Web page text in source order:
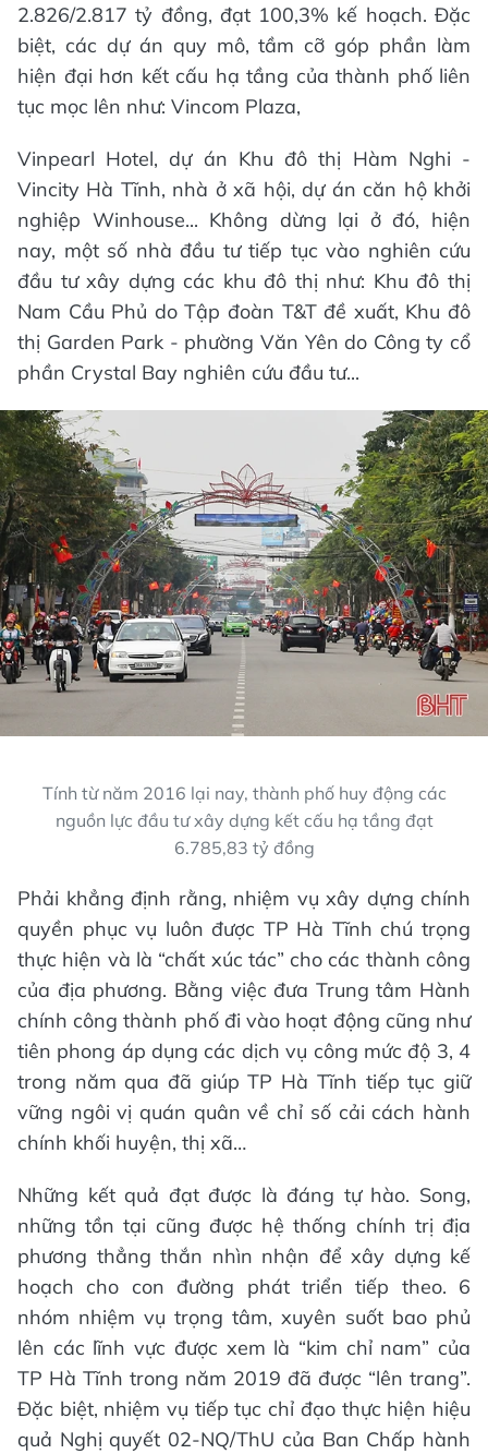
2.826/2.817 tỷ đồng, đạt 100,3% kế hoạch. Đặc
biệt, các dự án quy mô, tầm cỡ góp phần làm
hiện đại hơn kết cấu hạ tầng của thành phố liên
tục mọc lên như: Vincom Plaza,
Vinpearl Hotel, dự án Khu đô thị Hàm Nghi -
Vincity Hà Tĩnh, nhà ở xã hội, dự án căn hộ khởi
nghiệp Winhouse... Không dừng lại ở đó, hiện
nay, một số nhà đầu tư tiếp tục vào nghiên cứu
đầu tư xây dựng các khu đô thị như: Khu đô thị
Nam Cầu Phủ do Tập đoàn T&T đề xuất, Khu đô
thị Garden Park - phường Văn Yên do Công ty cổ
phần Crystal Bay nghiên cứu đầu tư...
Tính từ năm 2016 lại nay, thành phố huy động các
nguồn lực đầu tư xây dựng kết cấu hạ tầng đạt
6.785,83 tỷ đồng
Phải khẳng định rằng, nhiệm vụ xây dựng chính
quyền phục vụ luôn được TP Hà Tĩnh chú trọng
thực hiện và là “chất xúc tác” cho các thành công
của địa phương. Bằng việc đưa Trung tâm Hành
chính công thành phố đi vào hoạt động cũng như
tiên phong áp dụng các dịch vụ công mức độ 3, 4
trong năm qua đã giúp TP Hà Tĩnh tiếp tục giữ
vững ngôi vị quán quân về chỉ số cải cách hành
chính khối huyện, thị xã…
Những kết quả đạt được là đáng tự hào. Song,
những tồn tại cũng được hệ thống chính trị địa
phương thẳng thắn nhìn nhận để xây dựng kế
hoạch cho con đường phát triển tiếp theo. 6
nhóm nhiệm vụ trọng tâm, xuyên suốt bao phủ
lên các lĩnh vực được xem là “kim chỉ nam” của
TP Hà Tĩnh trong năm 2019 đã được “lên trang”.
Đặc biệt, nhiệm vụ tiếp tục chỉ đạo thực hiện hiệu
quả Nghị quyết 02-NQ/ThU của Ban Chấp hành